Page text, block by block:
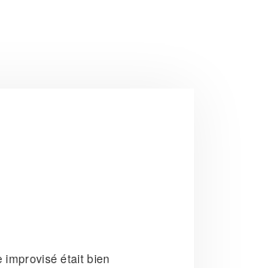
improvisé était bien